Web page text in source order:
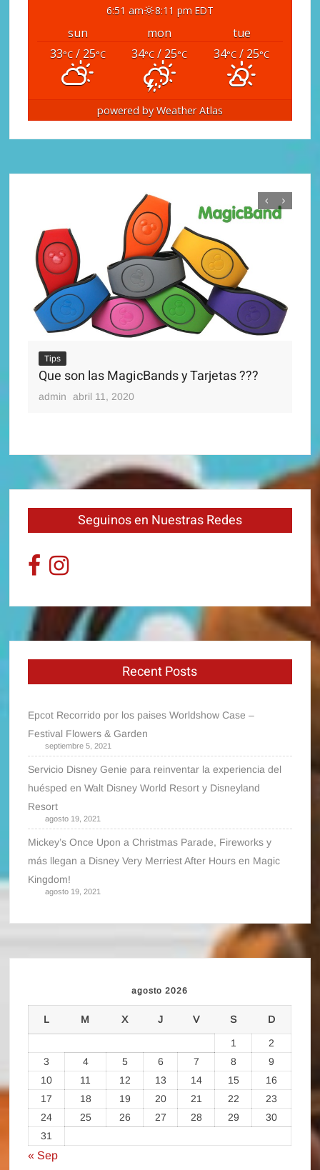
6:51 am 8:11 pm EDT
sun mon
tue
33°C/ 25°C 34°C / 25°C 34°C / 25°C
powered by Weather Atlas
Tips
Que son las MagicBands y Tarjetas ???
admin abril 11, 2020
Seguinos en Nuestras Redes
Recent Posts
Epcot Recorrido por los paises Worldshow Case –
Festival Flowers & Garden
septiembre 5, 2021
Servicio Disney Genie para reinventar la experiencia del
huésped en Walt Disney World Resort y Disneyland
Resort
agosto 19, 2021
Mickey’s Once Upon a Christmas Parade, Fireworks y
más llegan a Disney Very Merriest After Hours en Magic
Kingdom!
agosto 19, 2021
agosto 2026
L M X J V S D
1
2
3
4 5 6 7 8
9
10
11 12 13 14 15
16
17
18 19 20 21 22
23
24
25 26 27 28 29
30
31
« Sep